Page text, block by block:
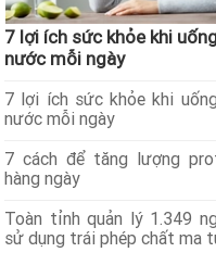
7 lợi ích sức khỏe khi
nước mỗi ngày
7 lợi ích sức khỏe khi
nước mỗi ngày
7 cách để tăng lượng
hàng ngày
Toàn tỉnh quản lý 1.349
sử dụng trái phép chất ma